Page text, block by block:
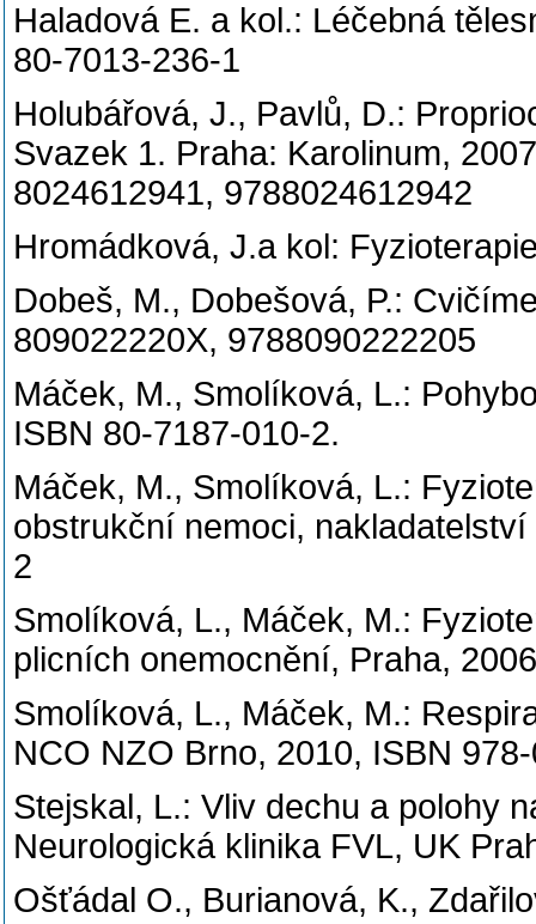
Haladová E. a kol.: Léčebná
80-7013-236-1
Holubářová, J., Pavlů, D.:
Svazek 1. Praha: Karolinum,
8024612941, 9788024612942
Hromádková, J.a kol:
Dobeš, M., Dobešová, P.:
809022220X, 9788090222205
Máček, M., Smolíková, L.:
ISBN 80-7187-010-2.
Máček, M., Smolíková, L.:
obstrukční nemoci,
2
Smolíková, L., Máček, M.:
plicních onemocnění, Praha,
Smolíková, L., Máček, M.:
NCO NZO Brno, 2010, ISBN
Stejskal, L.: Vliv dechu a polohy
Neurologická klinika FVL, UK
Ošťádal O., Burianová, K.,